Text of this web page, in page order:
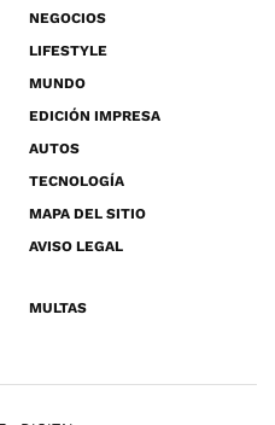
NEGOCIOS
LIFESTYLE
MUNDO
EDICIÓN IMPRESA
AUTOS
TECNOLOGÍA
MAPA DEL SITIO
AVISO LEGAL
MULTAS